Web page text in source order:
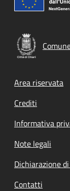
Footer
Area riservata
Crediti
Informativa
Note legali
Dichiarazione
Contatti